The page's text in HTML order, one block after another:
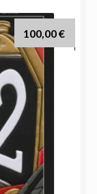
100,00€